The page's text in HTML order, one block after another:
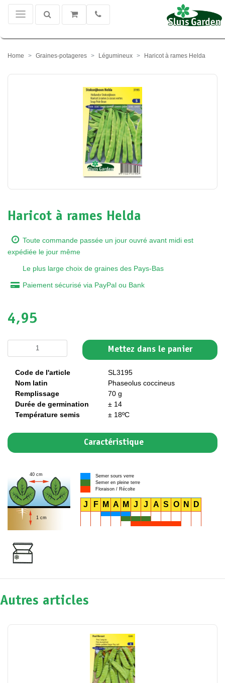
Home Graines-potageres Légumineux Haricot à rames Helda
Haricot à rames Helda
Toute commande passée un jour ouvré avant midi est
expédiée le jour même
Le plus large choix de graines des Pays-Bas
Paiement sécurisé via PayPal ou Bank
4,95
Mettez dans le panier
Code de l'article
SL3195
Nom latin
Phaseolus coccineus
Remplissage
70 g
Durée de germination
± 14
Température semis
± 18ºC
Caractéristique
1 cm
40 cm
Semer sours verre
Semer en pleine terre
Floraison / Récolte
J F M A M J J A S O N D
Autres articles